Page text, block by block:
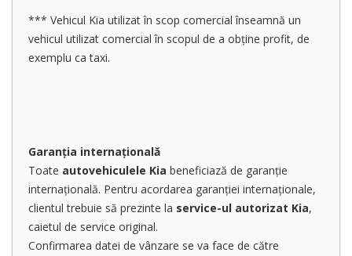
*** Vehicul Kia utilizat în scop comercial înseamnă un
vehicul utilizat comercial în scopul de a obține profit, de
exemplu ca taxi.
Garanția internațională
Toate autovehiculele Kia beneficiază de garanție
internațională. Pentru acordarea garanției internaționale,
clientul trebuie să prezinte la service-ul autorizat Kia,
caietul de service original.
Confirmarea datei de vânzare se va face de către